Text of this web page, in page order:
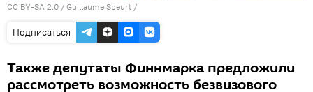
CC BY-SA 2.0 / Guillaume Speurt /
Подписаться
Также депутаты Финнмарка предложили
рассмотреть возможность безвизового